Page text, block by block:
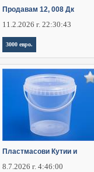
Продавам 12, 008 Дк
11.2.2026 г. 22:30:43
3000 евро.
Пластмасови Кутии и
8.7.2026 г. 4:46:00